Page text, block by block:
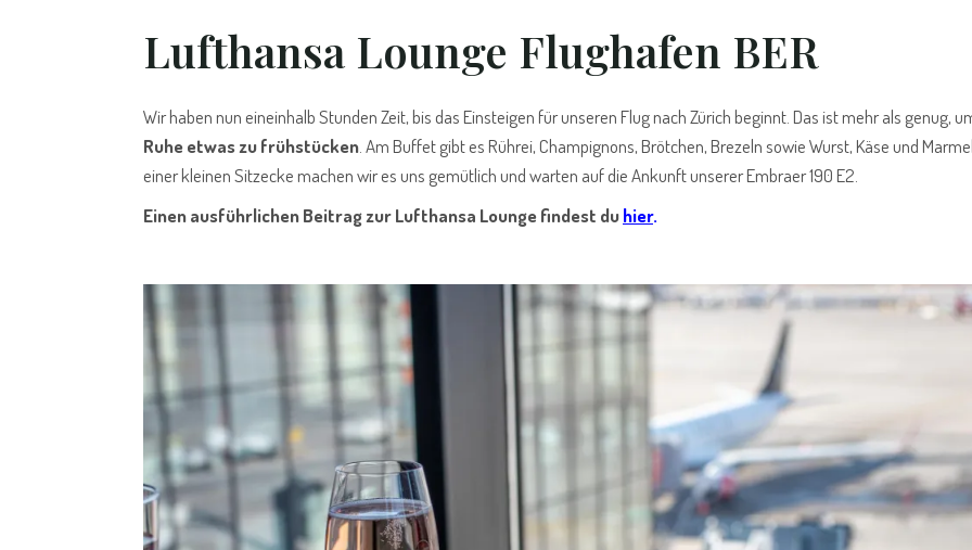
Lufthansa Lounge Flughafen BER
Wir haben nun eineinhalb Stunden Zeit, bis das Einsteigen für unseren Flug nach Zürich beginnt. Das ist mehr als genug,
Ruhe etwas zu frühstücken . Am Buffet gibt es Rührei, Champignons, Brötchen, Brezeln sowie Wurst, Käse und
einer kleinen Sitzecke machen wir es uns gemütlich und warten auf die Ankunft unserer Embraer 190 E2.
Einen ausführlichen Beitrag zur Lufthansa Lounge findest duhier.